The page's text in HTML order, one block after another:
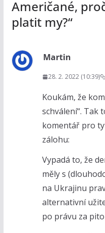
Američané,
platit my?“
Martin
28. 2. 2022 (10:39)
Koukám, že
schválení“. Tak
komentář pro
zálohu:
Vypadá to, že
měly s
na Ukrajinu
alternativní
po právu za